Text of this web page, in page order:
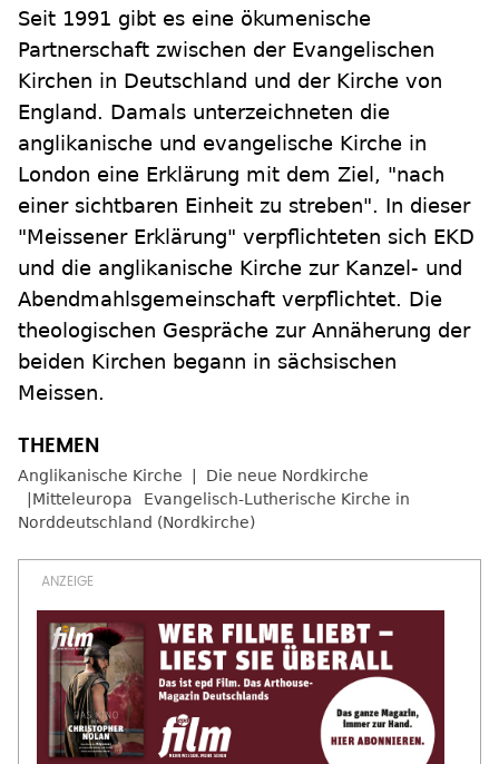
Seit 1991 gibt es eine ökumenische
Partnerschaft zwischen der Evangelischen
Kirchen in Deutschland und der Kirche von
England. Damals unterzeichneten die
anglikanische und evangelische Kirche in
London eine Erklärung mit dem Ziel, "nach
einer sichtbaren Einheit zu streben". In dieser
"Meissener Erklärung" verpflichteten sich EKD
und die anglikanische Kirche zur Kanzel- und
Abendmahlsgemeinschaft verpflichtet. Die
theologischen Gespräche zur Annäherung der
beiden Kirchen begann in sächsischen
Meissen.
Anglikanische Kirche
Die neue Nordkirche
Mitteleuropa
Evangelisch-Lutherische Kirche in
Norddeutschland (Nordkirche)